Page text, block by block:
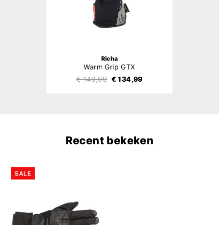
Richa
Warm Grip GTX
€ 149,99 € 134,99
Recent bekeken
SALE